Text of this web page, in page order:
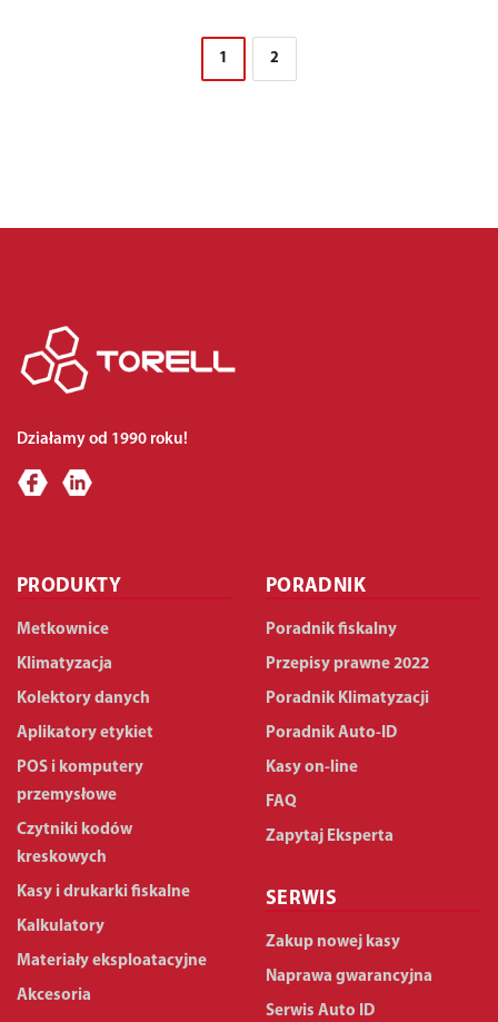
1 2
Działamy od 1990 roku!
PRODUKTY
Metkownice
Klimatyzacja
Kolektory danych
Aplikatory etykiet
POS i komputery
przemysłowe
Czytniki kodów
kreskowych
Kasy i drukarki fiskalne
Kalkulatory
Materiały eksploatacyjne
Akcesoria
PORADNIK
Poradnik fiskalny
Przepisy prawne 2022
Poradnik Klimatyzacji
Poradnik Auto-ID
Kasy on-line
FAQ
Zapytaj Eksperta
SERWIS
Zakup nowej kasy
Naprawa gwarancyjna
Serwis Auto ID